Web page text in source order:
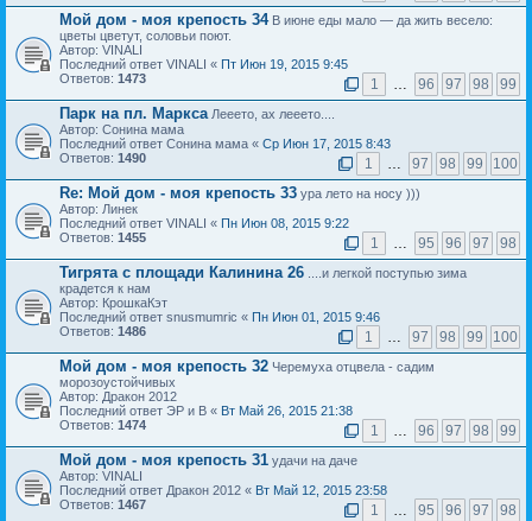
Мой дом - моя крепость 34В июне еды мало — да жить весело:
цветы цветут, соловьи поют.
Автор: VINALI
Последний ответ VINALI « Пт Июн 19, 2015 9:45
Ответов: 1473 1 … 96 97 98 99
Парк на пл. Маркса Лееето, ах лееето....
Автор: Сонина мама
Последний ответ Сонина мама « Ср Июн 17, 2015 8:43
Ответов: 1490 1 … 97 98 99 100
Re: Мой дом - моя крепость 33 ура лето на носу )))
Автор: Линек
Последний ответ VINALI « Пн Июн 08, 2015 9:22
Ответов: 1455 1 … 95 96 97 98
Тигрята с площади Калинина 26 ....и легкой поступью зима
крадется к нам
Автор: КрошкаКэт
Последний ответ snusmumric « Пн Июн 01, 2015 9:46
Ответов: 1486 1 … 97 98 99 100
Мой дом - моя крепость 32 Черемуха отцвела - садим
морозоустойчивых
Автор: Дракон 2012
Последний ответ ЭР и В « Вт Май 26, 2015 21:38
Ответов: 1474 1 … 96 97 98 99
Мой дом - моя крепость 31 удачи на даче
Автор: VINALI
Последний ответ Дракон 2012 « Вт Май 12, 2015 23:58
Ответов: 1467 1 … 95 96 97 98